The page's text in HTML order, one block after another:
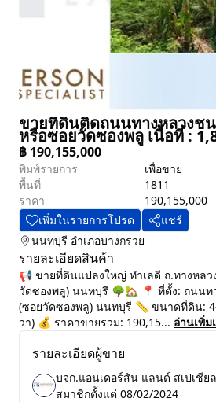
ขายที่ดินติดถนนทางหลวงช
หรือซอยวัดซองพลู เนื้อที่ :
฿ 190,155,000
พิมพ์รายการ
เพื่อขาย
พื้นที่
1811
ราคา
190,155,000
เพิ่มในรายการโปรด
แชร์
นนทบุรี อำเภอบางกรวย
รายละเอียดสินค้า
📢 ขายที่ดินแปลงใหญ่ ทำเลดี ถ.ทางหล
วัดซองพลู) นนทบุรี 🌳🏡 📍 ที่ตั้ง: ถนนท
(ซอยวัดซองพลู) นนทบุรี 📏 ขนาดที่ดิน:
วา) 💰 ราคาขายรวม: 190,15... อ่านเพิ่ม
รายละเอียดผู้ขาย
บจก.แอนเดอร์สัน แลนด์ สเปเชีย
สมาชิกตั้งแต่ 08/02/2024